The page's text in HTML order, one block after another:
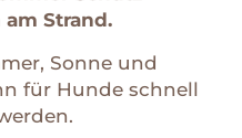
Strand.
Sonne und
für Hunde schnell